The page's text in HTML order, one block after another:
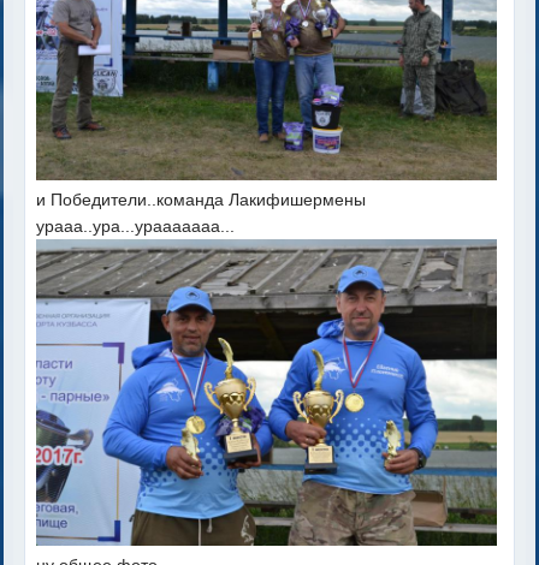
и Победители..команда Лакифишермены
урааа..ура...урааааааа...